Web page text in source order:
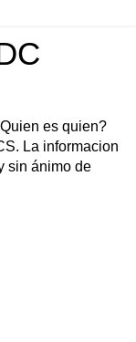
es quien?
La informacion
sin ánimo de